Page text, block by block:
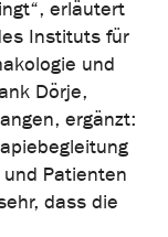
erläutert
Instituts für
und
Dörje,
ergänzt:
Patienten
dass die